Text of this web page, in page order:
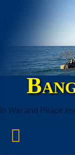
In War and Peace